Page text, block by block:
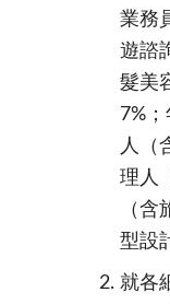
業務
遊諮
髮美
7%
人（
理人
（含
型設
就各